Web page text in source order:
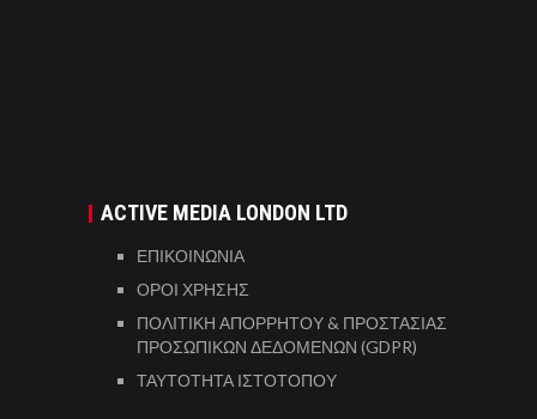
ACTIVE MEDIA LONDON LTD
ΕΠΙΚΟΙΝΩΝΙΑ
ΟΡΟΙ ΧΡΗΣΗΣ
ΠΟΛΙΤΙΚΗ ΑΠΟΡΡΗΤΟΥ & ΠΡΟΣΤΑΣΙΑΣ
ΠΡΟΣΩΠΙΚΩΝ ΔΕΔΟΜΕΝΩΝ (GDPR)
ΤΑΥΤΟΤΗΤΑ ΙΣΤΟΤΟΠΟΥ